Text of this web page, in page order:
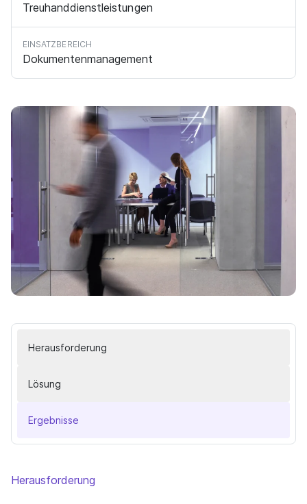
Treuhanddienstleistungen
EINSATZBEREICH
Dokumentenmanagement
Herausforderung
Lösung
Ergebnisse
Herausforderung